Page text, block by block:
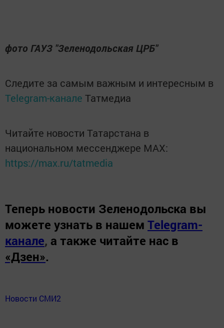
фото ГАУЗ "Зеленодольская ЦРБ"
Следите за самым важным и интересным в
Telegram-канале Татмедиа
Читайте новости Татарстана в
национальном мессенджере MАХ:
https://max.ru/tatmedia
Теперь новости Зеленодольска вы
можете узнать в нашем Telegram-
канале, а также читайте нас в
«Дзен».
Новости СМИ2